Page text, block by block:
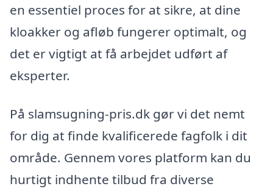
en essentiel proces for at sikre, at dine
kloakker og afløb fungerer optimalt, og
det er vigtigt at få arbejdet udført af
eksperter.
På slamsugning-pris.dk gør vi det nemt
for dig at finde kvalificerede fagfolk i dit
område. Gennem vores platform kan du
hurtigt indhente tilbud fra diverse